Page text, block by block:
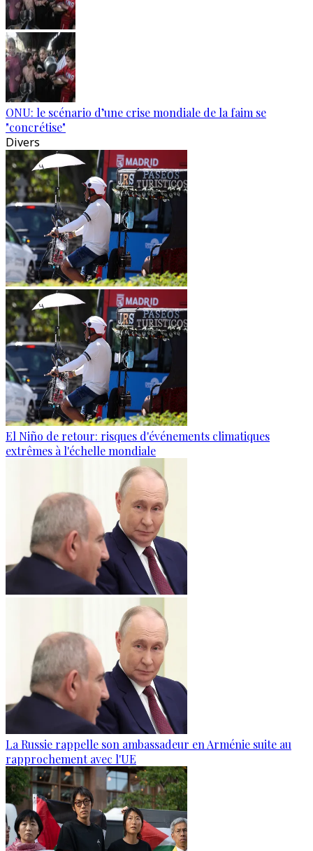
ONU: le scénario d’une crise mondiale de la faim se
"concrétise"
Divers
El Niño de retour: risques d'événements climatiques
extrêmes à l'échelle mondiale
La Russie rappelle son ambassadeur en Arménie suite au
rapprochement avec l'UE